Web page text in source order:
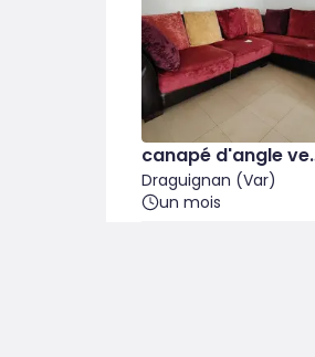
canapé d'angle vel
ours
Draguignan (Var)
un mois